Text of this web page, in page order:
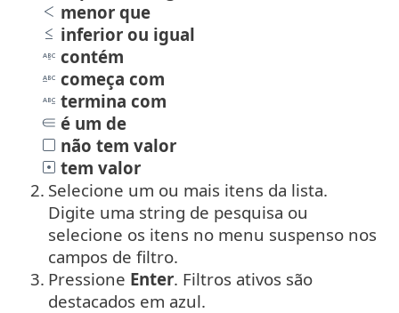
menor que
inferior ou igual
contém
começa com
termina com
é um de
não tem valor
tem valor
2. Selecione um ou mais itens da lista.
Digite uma string de pesquisa ou
selecione os itens no menu suspenso nos
campos de filtro.
3. Pressione Enter. Filtros ativos são
destacados em azul.